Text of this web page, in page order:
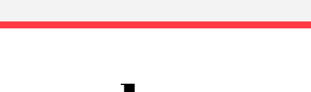
má
má